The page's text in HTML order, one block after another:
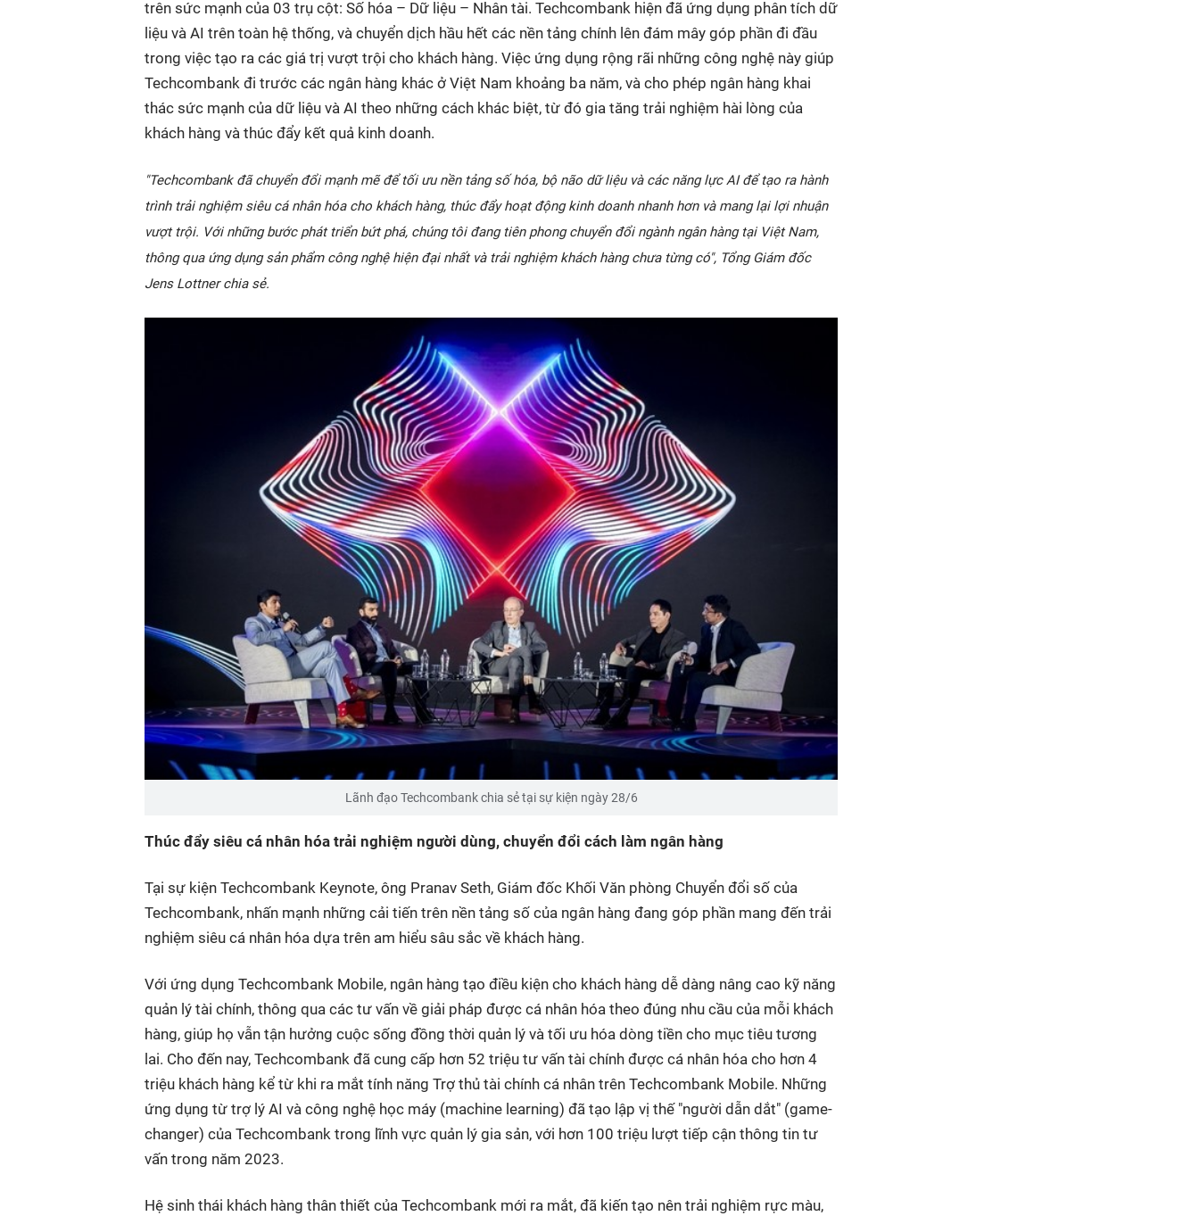
trên sức mạnh của 03 trụ cột: Số hóa – Dữ liệu – Nhân tài. Techcombank hiện đã ứng dụng phân tích dữ
liệu và AI trên toàn hệ thống, và chuyển dịch hầu hết các nền tảng chính lên đám mây góp phần đi đầu
trong việc tạo ra các giá trị vượt trội cho khách hàng. Việc ứng dụng rộng rãi những công nghệ này giúp
Techcombank đi trước các ngân hàng khác ở Việt Nam khoảng ba năm, và cho phép ngân hàng khai
thác sức mạnh của dữ liệu và AI theo những cách khác biệt, từ đó gia tăng trải nghiệm hài lòng của
khách hàng và thúc đẩy kết quả kinh doanh.
"Techcombank đã chuyển đổi mạnh mẽ để tối ưu nền tảng số hóa, bộ não dữ liệu và các năng lực AI để tạo ra hành
trình trải nghiệm siêu cá nhân hóa cho khách hàng, thúc đẩy hoạt động kinh doanh nhanh hơn và mang lại lợi nhuận
vượt trội. Với những bước phát triển bứt phá, chúng tôi đang tiên phong chuyển đổi ngành ngân hàng tại Việt Nam,
thông qua ứng dụng sản phẩm công nghệ hiện đại nhất và trải nghiệm khách hàng chưa từng có", Tổng Giám đốc
Jens Lottner chia sẻ.
Lãnh đạo Techcombank chia sẻ tại sự kiện ngày 28/6
Thúc đẩy siêu cá nhân hóa trải nghiệm người dùng, chuyển đổi cách làm ngân hàng
Tại sự kiện Techcombank Keynote, ông Pranav Seth, Giám đốc Khối Văn phòng Chuyển đổi số của
Techcombank, nhấn mạnh những cải tiến trên nền tảng số của ngân hàng đang góp phần mang đến trải
nghiệm siêu cá nhân hóa dựa trên am hiểu sâu sắc về khách hàng.
Với ứng dụng Techcombank Mobile, ngân hàng tạo điều kiện cho khách hàng dễ dàng nâng cao kỹ năng
quản lý tài chính, thông qua các tư vấn về giải pháp được cá nhân hóa theo đúng nhu cầu của mỗi khách
hàng, giúp họ vẫn tận hưởng cuộc sống đồng thời quản lý và tối ưu hóa dòng tiền cho mục tiêu tương
lai. Cho đến nay, Techcombank đã cung cấp hơn 52 triệu tư vấn tài chính được cá nhân hóa cho hơn 4
triệu khách hàng kể từ khi ra mắt tính năng Trợ thủ tài chính cá nhân trên Techcombank Mobile. Những
ứng dụng từ trợ lý AI và công nghệ học máy (machine learning) đã tạo lập vị thế "người dẫn dắt" (game-
changer) của Techcombank trong lĩnh vực quản lý gia sản, với hơn 100 triệu lượt tiếp cận thông tin tư
vấn trong năm 2023.
Hệ sinh thái khách hàng thân thiết của Techcombank mới ra mắt, đã kiến tạo nên trải nghiệm rực màu,